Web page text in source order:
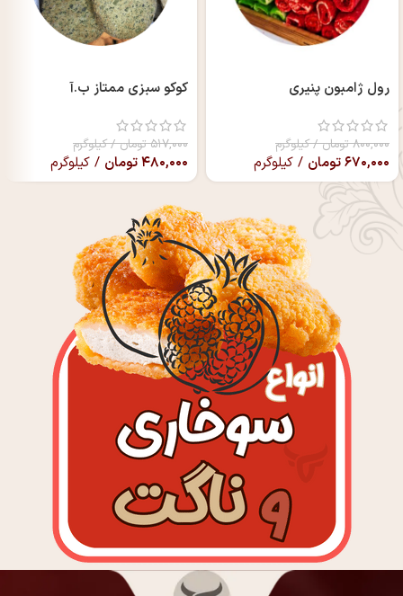
رول ژامبون پنیری
۸۰۰,۰۰۰تومان/ کیلوگرم
۶۷۰,۰۰۰تومان / کیلوگرم
کوکو سبزی ممتاز ب.آ
۵۱۷,۰۰۰تومان/ کیلوگرم
۴۸۰,۰۰۰تومان / کیلوگرم